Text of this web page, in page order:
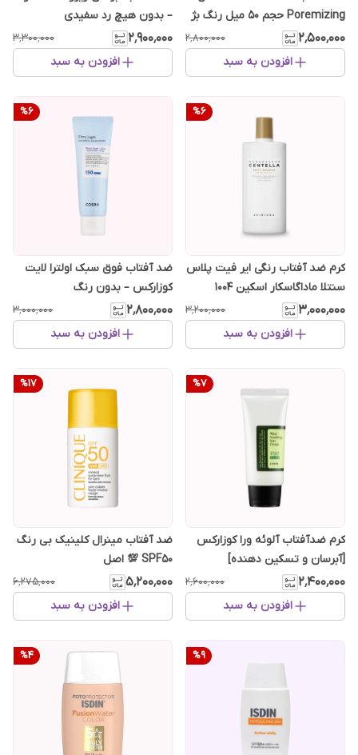
Poremizing حجم 50 میل رنگ بژ
طبیعی
۲٬۵۰۰٬۰۰۰ ۲٬۸۰۰٬۰۰۰
افزودن به سبد
– بدون هیچ رد سفیدی
۲٬۹۰۰٬۰۰۰ ۳٬۳۰۰٬۰۰۰
افزودن به سبد
%6
کرم ضد آفتاب رنگی ایر فیت پلاس
سنتلا ماداگاسکار اسکین ۱۰۰۴
۳٬۰۰۰٬۰۰۰ ۳٬۲۰۰٬۰۰۰
افزودن به سبد
%6
ضد آفتاب فوق سبک اولترا لایت
کوزارکس – بدون رنگ
۲٬۸۰۰٬۰۰۰ ۳٬۰۰۰٬۰۰۰
افزودن به سبد
%7
کرم ضدآفتاب آلوئه ورا کوزارکس
[آبرسان و تسکین دهنده]
۲٬۴۰۰٬۰۰۰ ۲٬۶۰۰٬۰۰۰
افزودن به سبد
%17
ضد آفتاب مینرال کلینیک بی رنگ
SPF50 💯 اصل
۵٬۲۰۰٬۰۰۰ ۶٬۲۷۵٬۰۰۰
افزودن به سبد
%9
%4